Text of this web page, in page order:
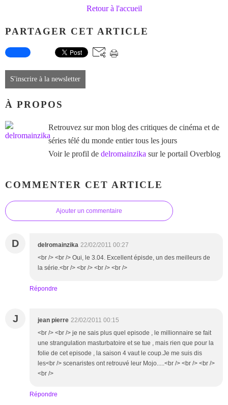
Retour à l'accueil
PARTAGER CET ARTICLE
S'inscrire à la newsletter
À PROPOS
Retrouvez sur mon blog des critiques de cinéma et de
séries télé du monde entier tous les jours
Voir le profil de delromainzika sur le portail Overblog
COMMENTER CET ARTICLE
Ajouter un commentaire
D delromainzika 22/02/2011 00:27
<br /> <br /> Oui, le 3.04. Excellent épisde, un des meilleurs de
la série.<br /> <br /> <br /> <br />
Répondre
J jean pierre 22/02/2011 00:15
<br /> <br /> je ne sais plus quel episode , le millionnaire se fait
une strangulation masturbatoire et se tue , mais rien que pour la
folie de cet episode , la saison 4 vaut le coup.Je me suis dis
les<br /> scenaristes ont retrouvé leur Mojo.....<br /> <br /> <br />
<br />
Répondre